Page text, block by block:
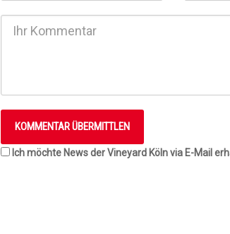
Ich möchte News der Vineyard Köln via E-Mail